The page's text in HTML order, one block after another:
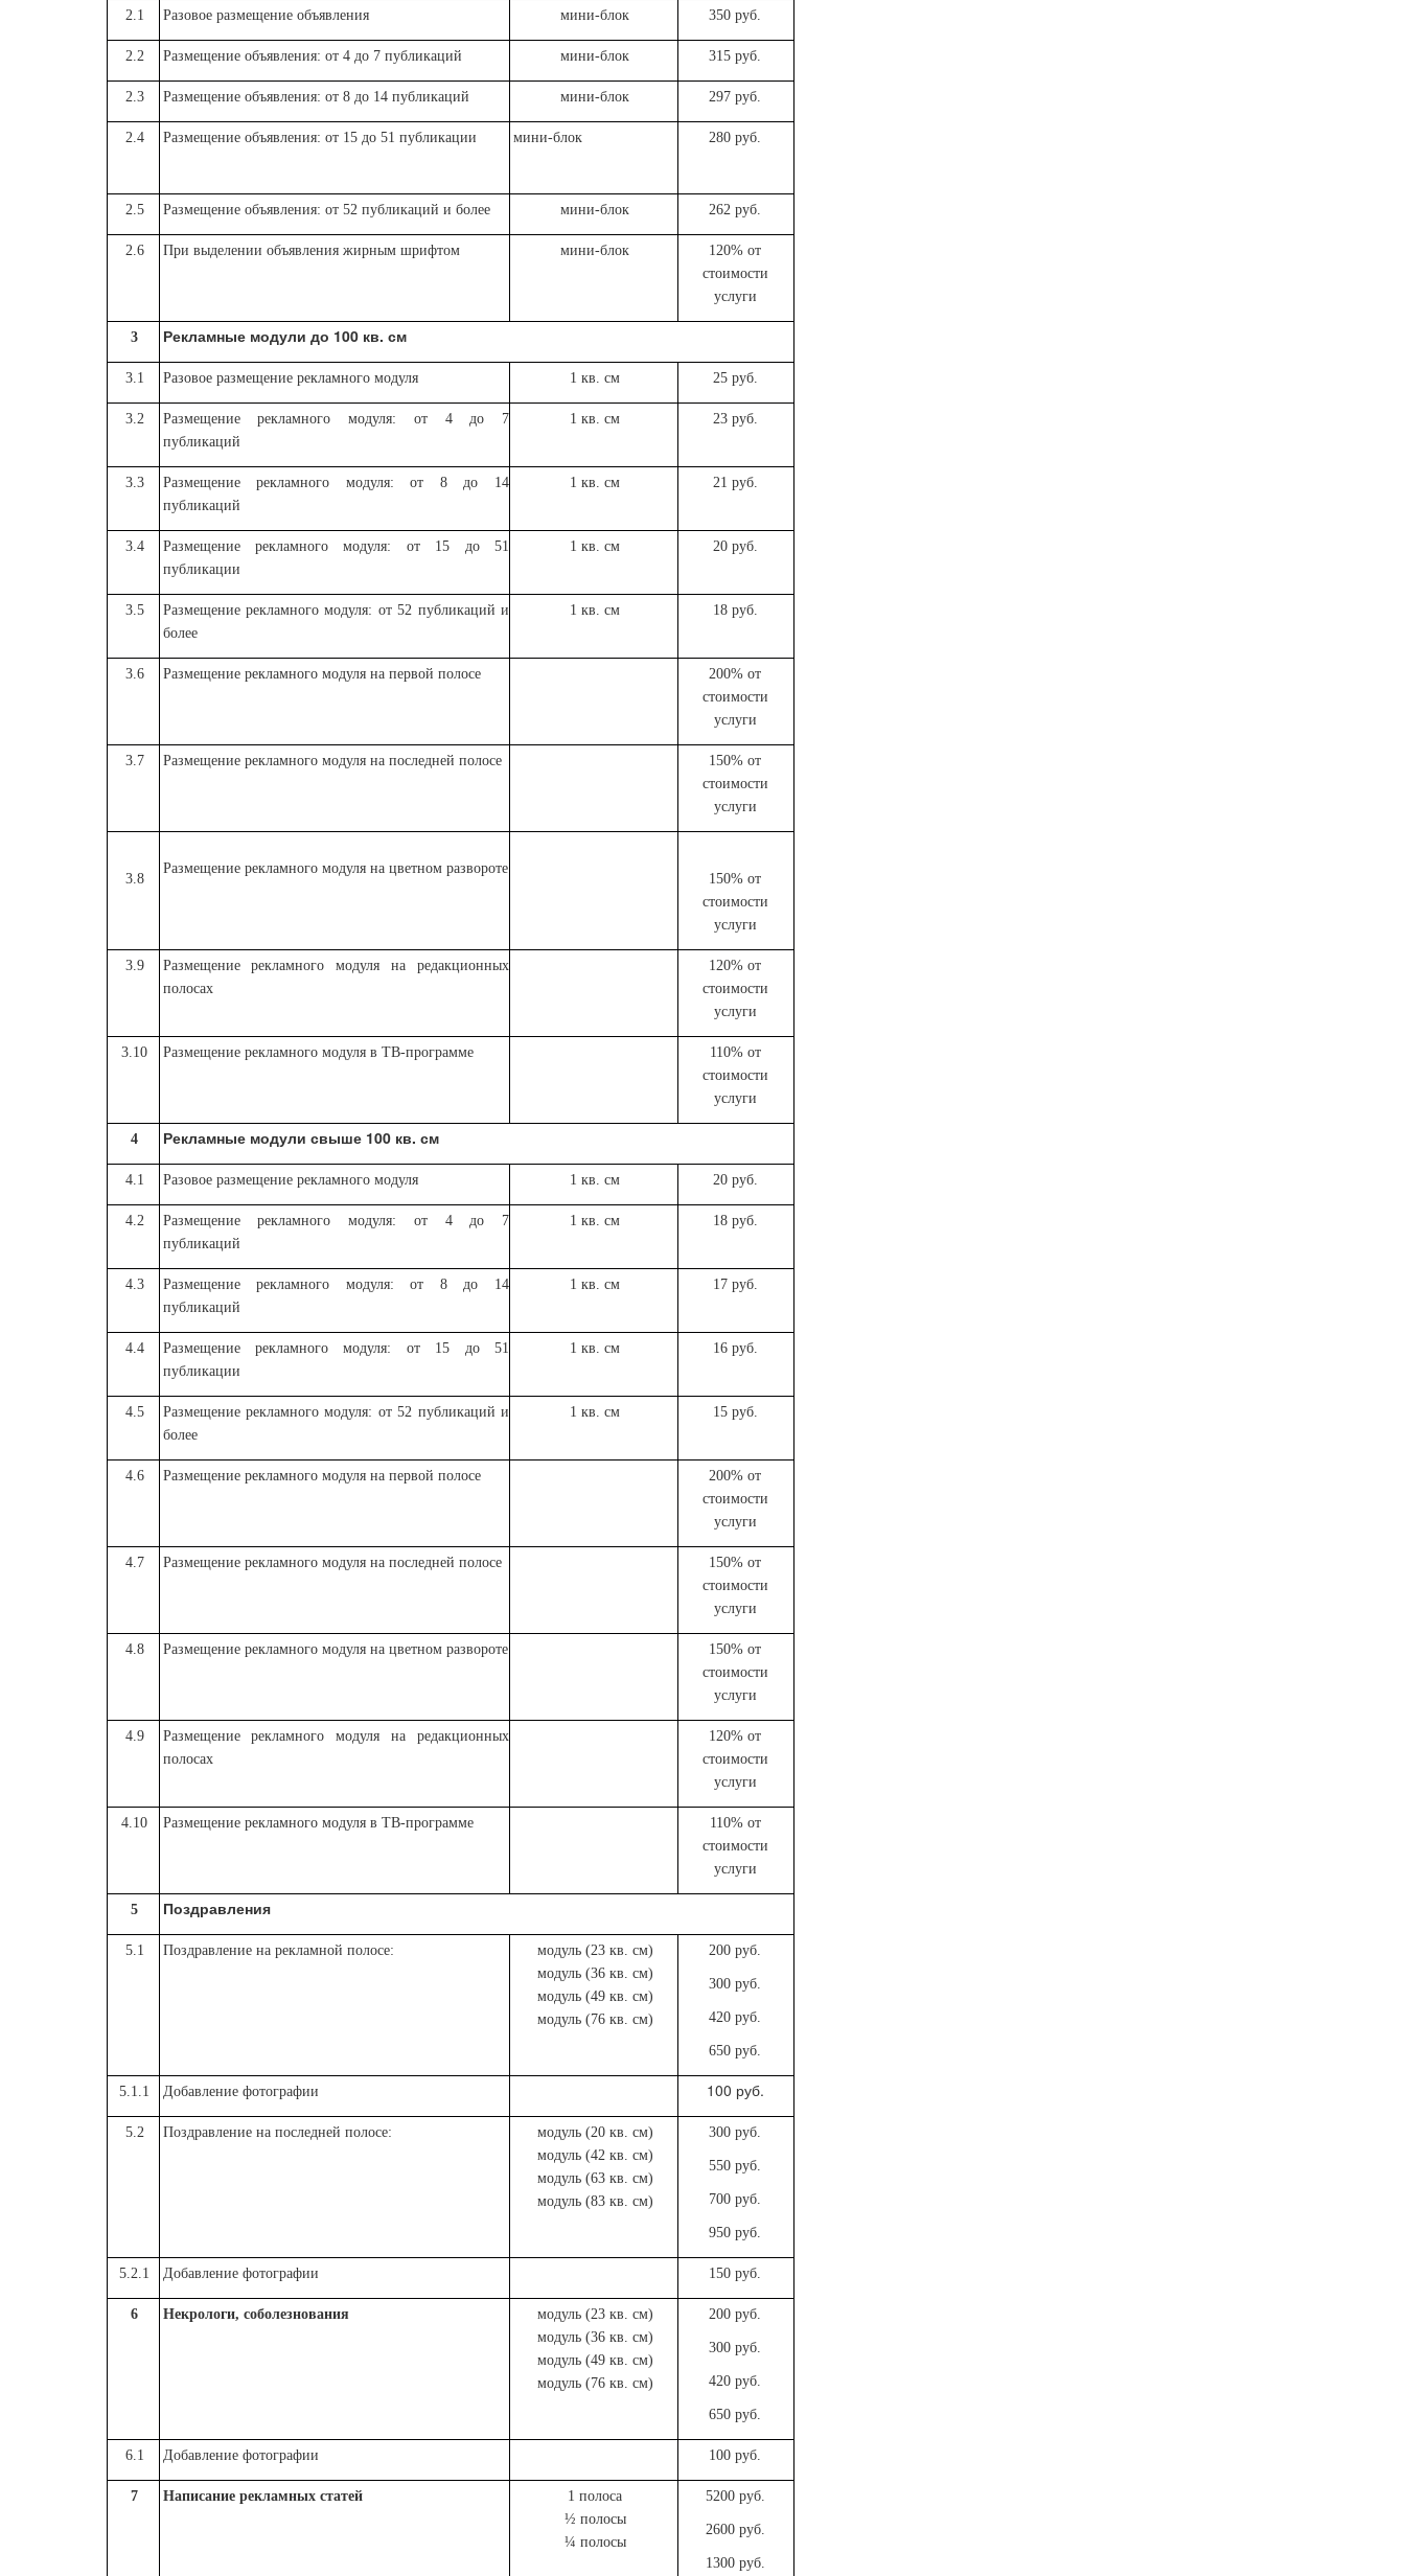
2.1 Разовое размещение объявления мини-блок 350 руб.
2.2 Размещение объявления: от 4 до 7 публикаций мини-блок 315 руб.
2.3 Размещение объявления: от 8 до 14 публикаций мини-блок 297 руб.
2.4 Размещение объявления: от 15 до 51 публикации мини-блок 280 руб.
2.5 Размещение объявления: от 52 публикаций и более мини-блок 262 руб.
2.6 При выделении объявления жирным шрифтом мини-блок
120% от
стоимости
услуги
3 Рекламные модули до 100 кв. см
3.1 Разовое размещение рекламного модуля 1 кв. см 25 руб.
3.2
Размещение рекламного модуля: от 4 до 7
публикаций
1 кв. см 23 руб.
3.3
Размещение рекламного модуля: от 8 до 14
публикаций
1 кв. см 21 руб.
3.4
Размещение рекламного модуля: от 15 до 51
публикации
1 кв. см 20 руб.
3.5
Размещение рекламного модуля: от 52 публикаций и
более
1 кв. см 18 руб.
3.6 Размещение рекламного модуля на первой полосе
200% от
стоимости
услуги
3.7 Размещение рекламного модуля на последней полосе
150% от
стоимости
услуги
3.8
Размещение рекламного модуля на цветном развороте
150% от
стоимости
услуги
3.9
Размещение рекламного модуля на редакционных
полосах
120% от
стоимости
услуги
3.10 Размещение рекламного модуля в ТВ-программе
110% от
стоимости
услуги
4 Рекламные модули свыше 100 кв. см
4.1 Разовое размещение рекламного модуля 1 кв. см 20 руб.
4.2
Размещение рекламного модуля: от 4 до 7
публикаций
1 кв. см 18 руб.
4.3
Размещение рекламного модуля: от 8 до 14
публикаций
1 кв. см 17 руб.
4.4
Размещение рекламного модуля: от 15 до 51
публикации
1 кв. см 16 руб.
4.5
Размещение рекламного модуля: от 52 публикаций и
более
1 кв. см 15 руб.
4.6 Размещение рекламного модуля на первой полосе
200% от
стоимости
услуги
4.7 Размещение рекламного модуля на последней полосе
150% от
стоимости
услуги
4.8 Размещение рекламного модуля на цветном развороте
150% от
стоимости
услуги
4.9
Размещение рекламного модуля на редакционных
полосах
120% от
стоимости
услуги
4.10 Размещение рекламного модуля в ТВ-программе
110% от
стоимости
услуги
5 Поздравления
5.1 Поздравление на рекламной полосе:
модуль (23 кв. см)
модуль (36 кв. см)
модуль (49 кв. см)
модуль (76 кв. см)
200 руб.
300 руб.
420 руб.
650 руб.
5.1.1 Добавление фотографии 100 руб.
5.2 Поздравление на последней полосе:
модуль (20 кв. см)
модуль (42 кв. см)
модуль (63 кв. см)
модуль (83 кв. см)
300 руб.
550 руб.
700 руб.
950 руб.
5.2.1 Добавление фотографии 150 руб.
6 Некрологи, соболезнования
модуль (23 кв. см)
модуль (36 кв. см)
модуль (49 кв. см)
модуль (76 кв. см)
200 руб.
300 руб.
420 руб.
650 руб.
6.1 Добавление фотографии 100 руб.
7 Написание рекламных статей
1 полоса
½ полосы
¼ полосы
5200 руб.
2600 руб.
1300 руб.